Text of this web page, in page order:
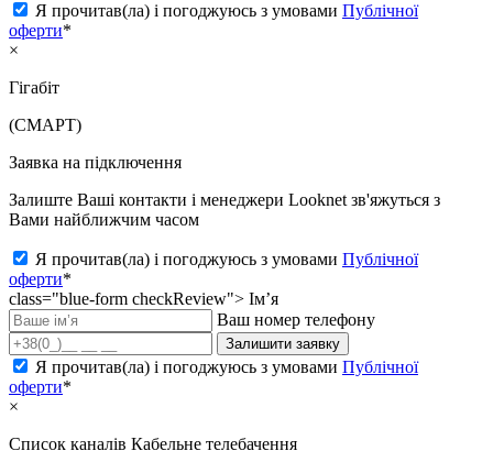
Я прочитав(ла) і погоджуюсь з умовами Публічної
оферти*
×
Гігабіт
(СМАРТ)
Заявка на підключення
Залиште Ваші контакти і менеджери Looknet зв'яжуться з
Вами найближчим часом
Я прочитав(ла) і погоджуюсь з умовами Публічної
оферти*
class="blue-form checkReview"> Ім’я
Ваш номер телефону
Залишити заявку
Я прочитав(ла) і погоджуюсь з умовами Публічної
оферти*
×
Список каналів Кабельне телебачення